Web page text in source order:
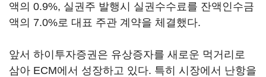
액의 0.9%, 실권주 발행시 실권수수료를 잔액인수금
액의 7.0%로 대표 주관 계약을 체결했다.
앞서 하이투자증권은 유상증자를 새로운 먹거리로
삼아 ECM에서 성장하고 있다. 특히 시장에서 난항을